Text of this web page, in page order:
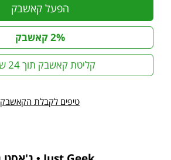
הפעל קאשבק
2% קאשבק
קליטת קאשבק תוך 24 שעות
טיפים לקבלת הקאשבק